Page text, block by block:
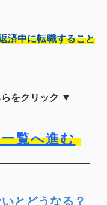
済中に転職すること
をクリック ▼
覧へ進む
とどうなる？